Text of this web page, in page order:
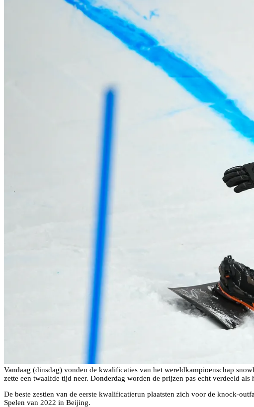
Vandaag (dinsdag) vonden de kwalificaties van het wereldkampioenschap
zette een twaalfde tijd neer. Donderdag worden de prijzen pas echt verdeeld
De beste zestien van de eerste kwalificatierun plaatsten zich voor de knock-
Spelen van 2022 in Beijing.